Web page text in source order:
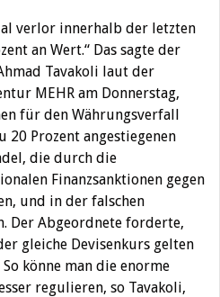
verlor innerhalb der letzten
an Wert.“ Das sagte der
Tavakoli laut der
MEHR am Donnerstag,
für den Währungsverfall
20 Prozent angestiegenen
die durch die
Finanzsanktionen gegen
und in der falschen
Der Abgeordnete forderte,
gleiche Devisenkurs gelten
könne man die enorme
regulieren, so Tavakoli,